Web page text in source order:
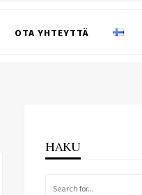
OTA YHTEYTTÄ
HAKU